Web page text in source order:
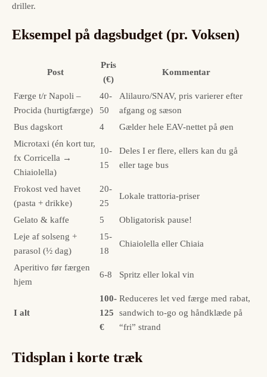
driller.
Eksempel på dagsbudget (pr. Voksen)
Post
Pris
(€)
Kommentar
Færge t/r Napoli –
Procida (hurtigfærge)
40-
50
Alilauro/SNAV, pris varierer efter
afgang og sæson
Bus dagskort
4
Gælder hele EAV-nettet på øen
Microtaxi (én kort tur,
fx Corricella →
Chiaiolella)
10-
15
Deles I er flere, ellers kan du gå
eller tage bus
Frokost ved havet
(pasta + drikke)
20-
25
Lokale trattoria-priser
Gelato & kaffe 5
Obligatorisk pause!
Leje af solseng +
parasol (½ dag)
15-
18
Chiaiolella eller Chiaia
Aperitivo før færgen
hjem
6-8 Spritz eller lokal vin
I alt
100-
125
€
Reduceres let ved færge med rabat,
sandwich to-go og håndklæde på
“fri” strand
Tidsplan i korte træk